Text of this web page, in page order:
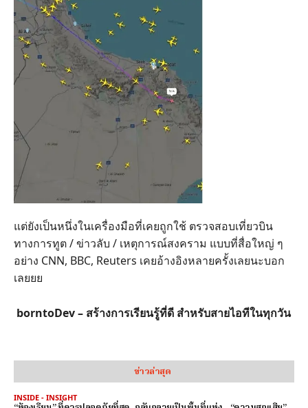
แต่ยังเป็นหนึ่งในเครื่องมือที่เคยถูกใช้ ตรวจสอบเที่ยวบิน
ทางการทูต / ข่าวลับ / เหตุการณ์สงคราม แบบที่สื่อใหญ่ ๆ
อย่าง CNN, BBC, Reuters เคยอ้างอิงหลายครั้งเลยนะบอก
เลยยย
borntoDev – สร้างการเรียนรู้ที่ดี สำหรับสายไอทีในทุกวัน
ข่าวล่าสุด
INSIDE - INSIGHT